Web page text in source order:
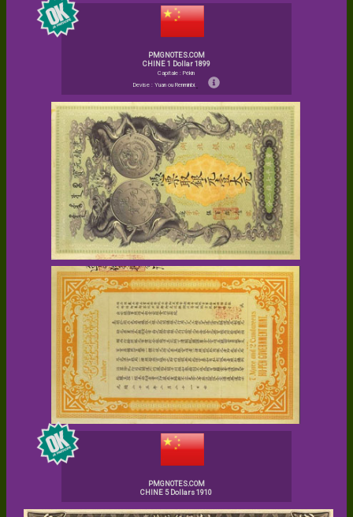
PMGNOTES.COM
CHINE 1 Dollar 1899
Capitale : Pékin
Devise : Yuan ou Renminbi.
PMGNOTES.COM
CHINE 5 Dollars 1910